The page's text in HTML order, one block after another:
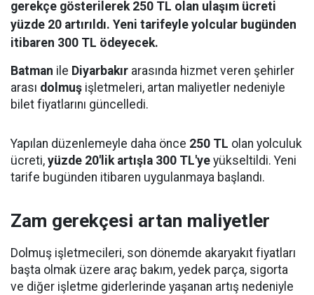
gerekçe gösterilerek 250 TL olan ulaşım ücreti
yüzde 20 artırıldı. Yeni tarifeyle yolcular bugünden
itibaren 300 TL ödeyecek.
Batman ile Diyarbakır arasında hizmet veren şehirler
arası dolmuş işletmeleri, artan maliyetler nedeniyle
bilet fiyatlarını güncelledi.
Yapılan düzenlemeyle daha önce 250 TL olan yolculuk
ücreti, yüzde 20'lik artışla 300 TL'ye yükseltildi. Yeni
tarife bugünden itibaren uygulanmaya başlandı.
Zam gerekçesi artan maliyetler
Dolmuş işletmecileri, son dönemde akaryakıt fiyatları
başta olmak üzere araç bakım, yedek parça, sigorta
ve diğer işletme giderlerinde yaşanan artış nedeniyle